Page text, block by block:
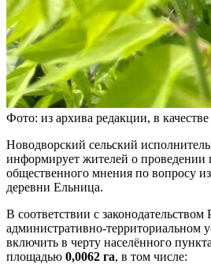
Фото: из архива редакции, в
Новодворский сельский
информирует жителей о проведении
общественного мнения по вопросу
деревни Ельница.
В соответствии с
административно-территориальном
включить в черту населённого
площадью 0,0062 га, в том числе: